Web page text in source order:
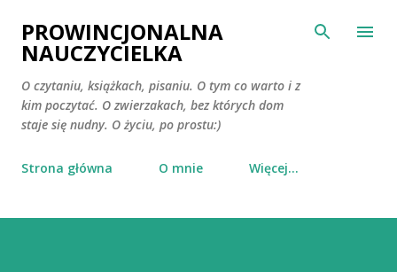
Przejdź do głównej zawartości
PROWINCJONALNA
NAUCZYCIELKA
O czytaniu, książkach, pisaniu. O tym co warto i z
kim poczytać. O zwierzakach, bez których dom
staje się nudny. O życiu, po prostu:)
Strona główna O mnie Więcej…